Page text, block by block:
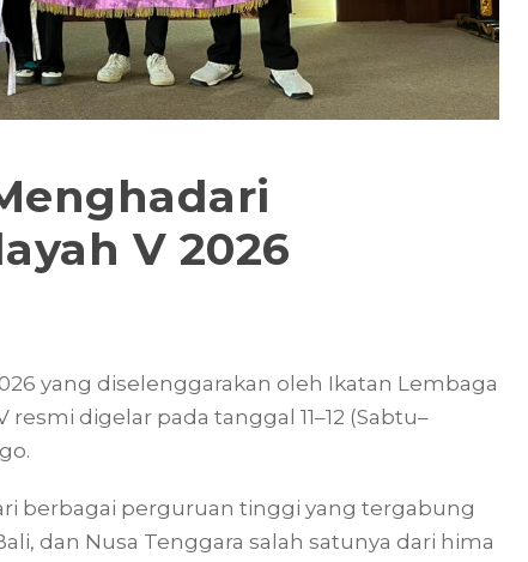
V 2026
yang diselenggarakan oleh Ikatan Lembaga
resmi digelar pada tanggal 11–12 (Sabtu–
berbagai perguruan tinggi yang tergabung
dan Nusa Tenggara salah satunya dari hima